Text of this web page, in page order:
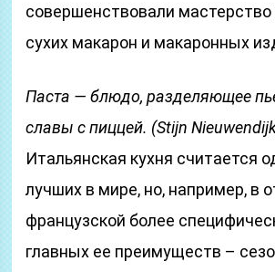
совершенствовали мастерство
сухих макарон и макаронных
Паста — блюдо, разделяющее
славы с пиццей. (Stijn
Итальянская кухня считается
лучших в мире, но, например, в
французской более
главных ее преимуществ –